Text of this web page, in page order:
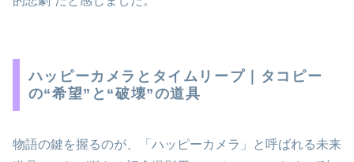
ハッピーカメラとタイムリープ｜タコピー
の“希望”と“破壊”の道具
物語の鍵を握るのが、「ハッピーカメラ」と呼ばれる未来